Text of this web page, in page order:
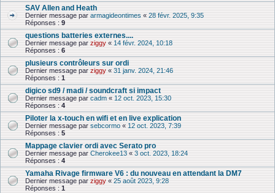
SAV Allen and Heath
Dernier message par armagideontimes « 28 févr. 2025, 9:35
Réponses : 9
questions batteries externes....
Dernier message par ziggy « 14 févr. 2024, 10:18
Réponses : 6
plusieurs contrôleurs sur ordi
Dernier message par ziggy « 31 janv. 2024, 21:46
Réponses : 1
digico sd9 / madi / soundcraft si impact
Dernier message par cadm « 12 oct. 2023, 15:30
Réponses : 4
Piloter la x-touch en wifi et en live explication
Dernier message par sebcormo « 12 oct. 2023, 7:39
Réponses : 5
Mappage clavier ordi avec Serato pro
Dernier message par Cherokee13 « 3 oct. 2023, 18:24
Réponses : 4
Yamaha Rivage firmware V6 : du nouveau en attendant la DM7
Dernier message par ziggy « 25 août 2023, 9:28
Réponses : 1